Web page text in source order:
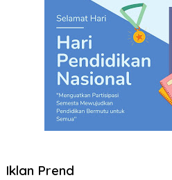
Iklan Prend